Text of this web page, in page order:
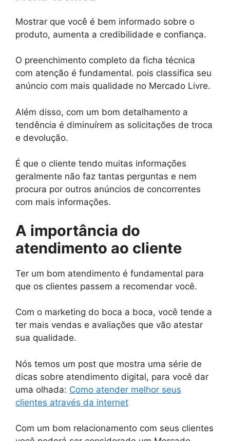
Mostrar que você é bem informado sobre o
produto, aumenta a credibilidade e confiança.
O preenchimento completo da ficha técnica
com atenção é fundamental. pois classifica seu
anúncio com mais qualidade no Mercado Livre.
Além disso, com um bom detalhamento a
tendência é diminuírem as solicitações de troca
e devolução.
É que o cliente tendo muitas informações
geralmente não faz tantas perguntas e nem
procura por outros anúncios de concorrentes
com mais informações.
A importância do
atendimento ao cliente
Ter um bom atendimento é fundamental para
que os clientes passem a recomendar você.
Com o marketing do boca a boca, você tende a
ter mais vendas e avaliações que vão atestar
sua qualidade.
Nós temos um post que mostra uma série de
dicas sobre atendimento digital, para você dar
uma olhada: Como atender melhor seus
clientes através da internet
Com um bom relacionamento com seus clientes